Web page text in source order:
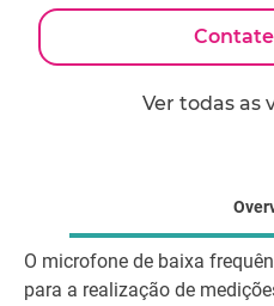
Ver todas as
O microfone de baixa
para a realização de